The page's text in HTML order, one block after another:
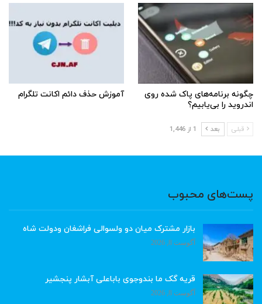
چگونه برنامه‌های پاک شده روی
اندروید را بی‌یابیم؟
آموزش حذف دائم اکانت تلگرام
قبلی بعد 1 از 1,446
پست‌های محبوب
بازار مشترک میان دو ولسوالی فراشغان ودولت شاه
آگوست 8, 2026
قریه گک ما بندوجوی باباعلی آبشار پنجشیر
آگوست 8, 2026